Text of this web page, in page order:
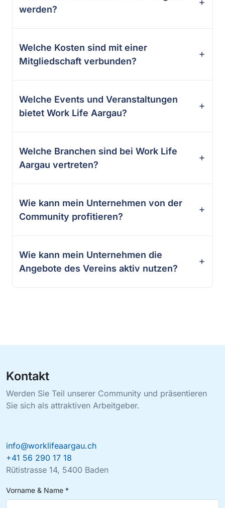
werden?
Welche Kosten sind mit einer
Mitgliedschaft verbunden?
Welche Events und Veranstaltungen
bietet Work Life Aargau?
Welche Branchen sind bei Work Life
Aargau vertreten?
Wie kann mein Unternehmen von der
Community profitieren?
Wie kann mein Unternehmen die
Angebote des Vereins aktiv nutzen?
Kontakt
Werden Sie Teil unserer Community und präsentieren
Sie sich als attraktiven Arbeitgeber.
info@worklifeaargau.ch
+41 56 290 17 18
Rütistrasse 14, 5400 Baden
Vorname & Name *